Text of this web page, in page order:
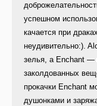
успешном
качается при
неудивительно:).
зелья, а Enchant —
заколдованных
прокачки Enchant
душонками и